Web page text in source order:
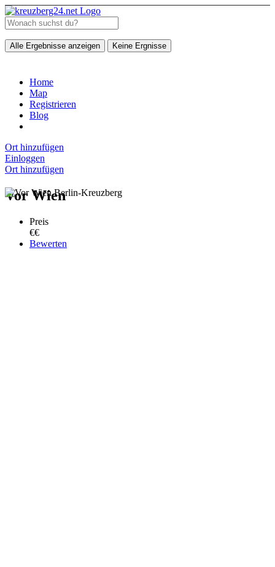
Alle Ergebnisse anzeigen Keine Ergnisse
Home
Map
Registrieren
Blog
Ort hinzufügen
Einloggen
Ort hinzufügen
Vor Wien
Preis
€€
Bewerten